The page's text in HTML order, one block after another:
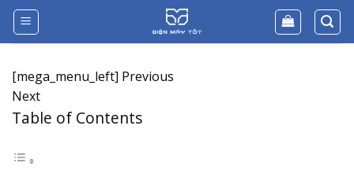
Skip
content
[mega_menu_left] Previous
Next
Table of Contents